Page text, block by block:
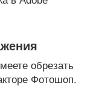
обрезать
Фотошоп.